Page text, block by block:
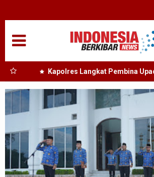
Kapolres Langkat Pembina
Putra Jaya Jabal Rahman,Berikan
Kamtibmas Kepada
NASIONAL
SUMUT
MEDAN
TANJUNGBALAI
ACEH
EDUKASI